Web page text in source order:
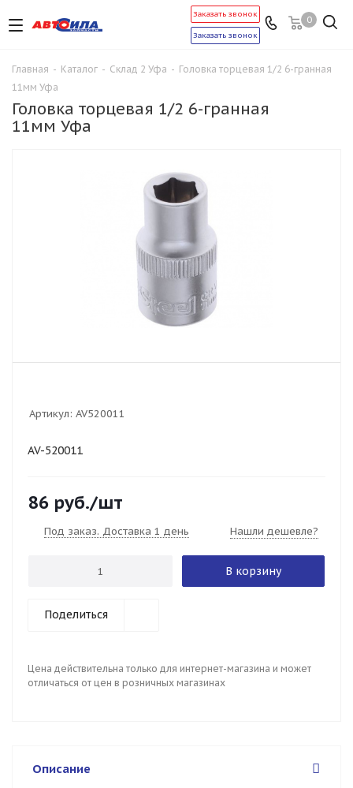
0
Заказать звонок
Заказать звонок
Главная - Каталог - Склад 2 Уфа - Головка торцевая 1/2 6-гранная
11мм Уфа
Головка торцевая 1/2 6-гранная
11мм Уфа
Артикул: AV520011
AV-520011
86 руб./шт
Под заказ. Доставка 1 день Нашли дешевле?
В корзину
Поделиться
Цена действительна только для интернет-магазина и может
отличаться от цен в розничных магазинах
Описание